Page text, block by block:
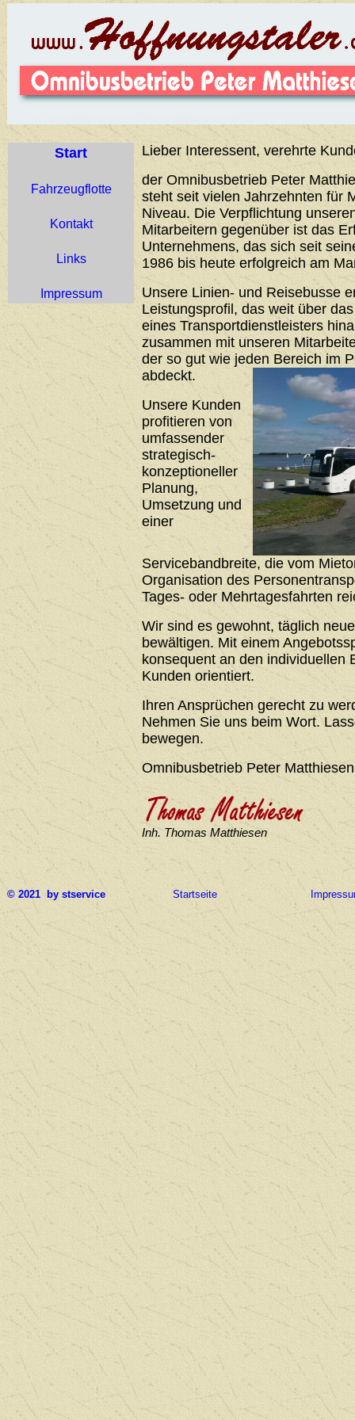
Start
Fahrzeugflotte
Kontakt
Links
Impressum
Lieber Interessent, verehrte
der Omnibusbetrieb Peter
steht seit vielen Jahrzehnten für
Niveau. Die Verpflichtung
Mitarbeitern gegenüber ist das
Unternehmens, das sich seit
1986 bis heute erfolgreich am
Unsere Linien- und Reisebusse
Leistungsprofil, das weit über
eines Transportdienstleisters
zusammen mit unseren
der so gut wie jeden Bereich im
abdeckt.
Unsere Kunden
profitieren von
umfassender
strategisch-
konzeptioneller
Planung,
Umsetzung und
einer
Servicebandbreite, die vom
Organisation des
Tages- oder Mehrtagesfahrten
Wir sind es gewohnt, täglich
bewältigen. Mit einem
konsequent an den individuellen
Kunden orientiert.
Ihren Ansprüchen gerecht zu
Nehmen Sie uns beim Wort.
bewegen.
Omnibusbetrieb Peter Matthiesen
Inh. Thomas Matthiesen
© 2021 by stservice Startseite